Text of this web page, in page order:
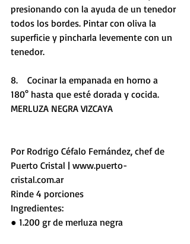
presionando con la ayuda de un tenedor
todos los bordes. Pintar con oliva la
superficie y pincharla levemente con un
tenedor.
8.    Cocinar la empanada en horno a
180° hasta que esté dorada y cocida.
MERLUZA NEGRA VIZCAYA
Por Rodrigo Céfalo Fernández, chef de
Puerto Cristal | www.puerto-
cristal.com.ar
Rinde 4 porciones
Ingredientes:
● 1.200 gr de merluza negra